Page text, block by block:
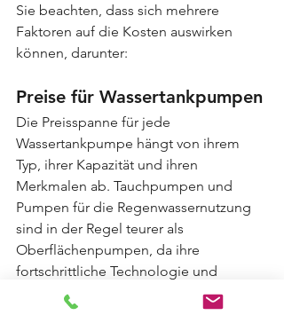
Sie beachten, dass sich mehrere
Faktoren auf die Kosten auswirken
können, darunter:
Preise für Wassertankpumpen
Die Preisspanne für jede
Wassertankpumpe hängt von ihrem
Typ, ihrer Kapazität und ihren
Merkmalen ab. Tauchpumpen und
Pumpen für die Regenwassernutzung
sind in der Regel teurer als
Oberflächenpumpen, da ihre
fortschrittliche Technologie und
robuste Bauweise gefragt sind.
Allerdings sind sie auch